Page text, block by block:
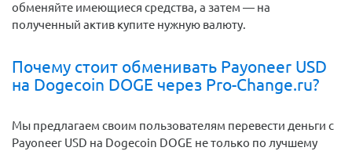
обменяйте имеющиеся средства, а затем — на
полученный актив купите нужную валюту.
Почему стоит обменивать Payoneer USD
на Dogecoin DOGE через Pro-Change.ru?
Мы предлагаем своим пользователям перевести деньги c
Payoneer USD на Dogecoin DOGE не только по лучшему